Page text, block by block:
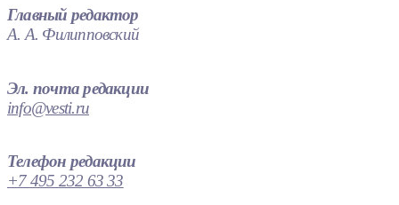
Главный редактор
А. А. Филипповский
Эл. почта редакции
info@vesti.ru
Телефон редакции
+7 495 232 63 33